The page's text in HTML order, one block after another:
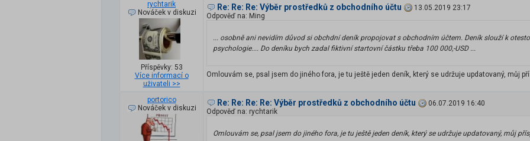
rychtarik
Nováček v diskuzi
Příspěvky: 53
Více informací o
uživateli >>
Re: Re: Re: Výběr prostředků z obchodního účtu
13.05.2019 23:17
Odpověď na: Ming
... osobně ani nevidím důvod si obchdní deník propojovat s obchodním účtem. Deník slouží k
psychologie.... Do deníku bych zadal fiktivní startovní částku třeba 100 000,-USD ...
Omlouvám se, psal jsem do jiného fora, je tu ještě jeden deník, který se udržuje updatovaný, můj
portorico
Nováček v diskuzi
Re: Re: Re: Re: Výběr prostředků z obchodního účtu
06.07.2019 16:40
Odpověď na: rychtarik
Omlouvám se, psal jsem do jiného fora, je tu ještě jeden deník, který se udržuje updatovaný, můj